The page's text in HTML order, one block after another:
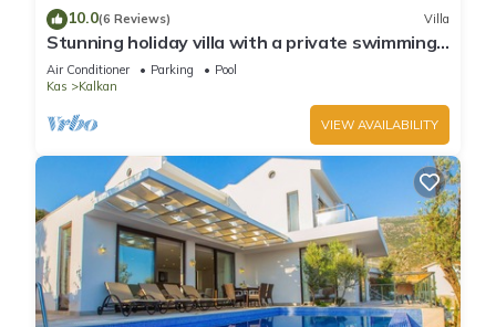
10.0(6 Reviews) Villa
Stunning holiday villa with a private swimming
pool up to 8
Air Conditioner Parking
Pool
Kas
Kalkan
VIEW AVAILABILITY